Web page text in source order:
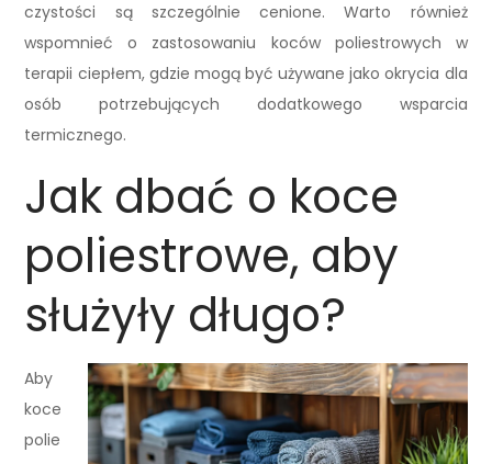
czystości są szczególnie cenione. Warto również
wspomnieć o zastosowaniu koców poliestrowych w
terapii ciepłem, gdzie mogą być używane jako okrycia dla
osób potrzebujących dodatkowego wsparcia
termicznego.
Jak dbać o koce
poliestrowe, aby
służyły długo?
Aby
koce
polie